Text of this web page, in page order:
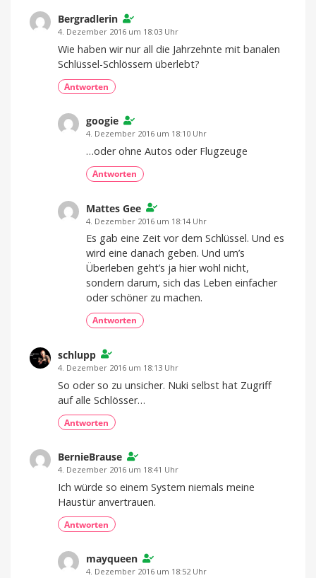
Bergradlerin
4. Dezember 2016 um 18:03 Uhr
Wie haben wir nur all die Jahrzehnte mit banalen
Schlüssel-Schlössern überlebt?
Antworten
googie
4. Dezember 2016 um 18:10 Uhr
…oder ohne Autos oder Flugzeuge
Antworten
Mattes Gee
4. Dezember 2016 um 18:14 Uhr
Es gab eine Zeit vor dem Schlüssel. Und es
wird eine danach geben. Und um’s
Überleben geht’s ja hier wohl nicht,
sondern darum, sich das Leben einfacher
oder schöner zu machen.
Antworten
schlupp
4. Dezember 2016 um 18:13 Uhr
So oder so zu unsicher. Nuki selbst hat Zugriff
auf alle Schlösser…
Antworten
BernieBrause
4. Dezember 2016 um 18:41 Uhr
Ich würde so einem System niemals meine
Haustür anvertrauen.
Antworten
mayqueen
4. Dezember 2016 um 18:52 Uhr